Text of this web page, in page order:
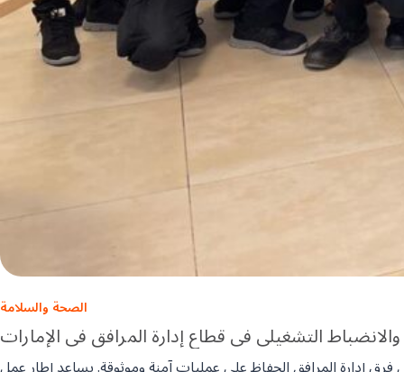
الصحة والسلامة
والانضباط التشغيلي في قطاع إدارة المرافق في الإمارات